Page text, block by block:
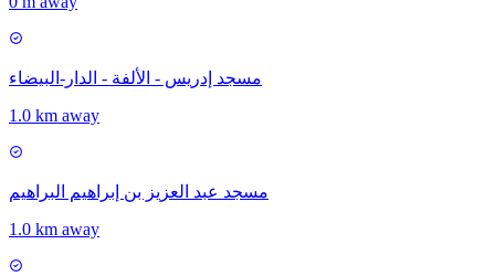
مسجد إدريس - الألفة - الدار-البيضاء
1.0 km away
مسجد عبد العزيز بن إبراهيم البراهيم
1.0 km away